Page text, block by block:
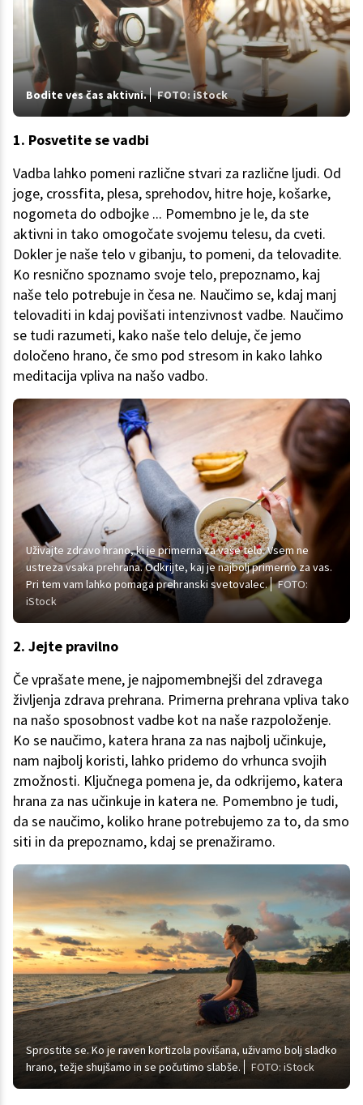
Bodite ves čas aktivni. FOTO: iStock
1. Posvetite se vadbi
Vadba lahko pomeni različne stvari za različne ljudi. Od
joge, crossfita, plesa, sprehodov, hitre hoje, košarke,
nogometa do odbojke ... Pomembno je le, da ste
aktivni in tako omogočate svojemu telesu, da cveti.
Dokler je naše telo v gibanju, to pomeni, da telovadite.
Ko resnično spoznamo svoje telo, prepoznamo, kaj
naše telo potrebuje in česa ne. Naučimo se, kdaj manj
telovaditi in kdaj povišati intenzivnost vadbe. Naučimo
se tudi razumeti, kako naše telo deluje, če jemo
določeno hrano, če smo pod stresom in kako lahko
meditacija vpliva na našo vadbo.
Uživajte zdravo hrano, ki je primerna za vaše telo. Vsem ne
ustreza vsaka prehrana. Odkrijte, kaj je najbolj primerno za vas.
Pri tem vam lahko pomaga prehranski svetovalec.
FOTO:
iStock
2. Jejte pravilno
Če vprašate mene, je najpomembnejši del zdravega
življenja zdrava prehrana. Primerna prehrana vpliva tako
na našo sposobnost vadbe kot na naše razpoloženje.
Ko se naučimo, katera hrana za nas najbolj učinkuje,
nam najbolj koristi, lahko pridemo do vrhunca svojih
zmožnosti. Ključnega pomena je, da odkrijemo, katera
hrana za nas učinkuje in katera ne. Pomembno je tudi,
da se naučimo, koliko hrane potrebujemo za to, da smo
siti in da prepoznamo, kdaj se prenažiramo.
Sprostite se. Ko je raven kortizola povišana, uživamo bolj sladko
hrano, težje shujšamo in se počutimo slabše.
FOTO: iStock